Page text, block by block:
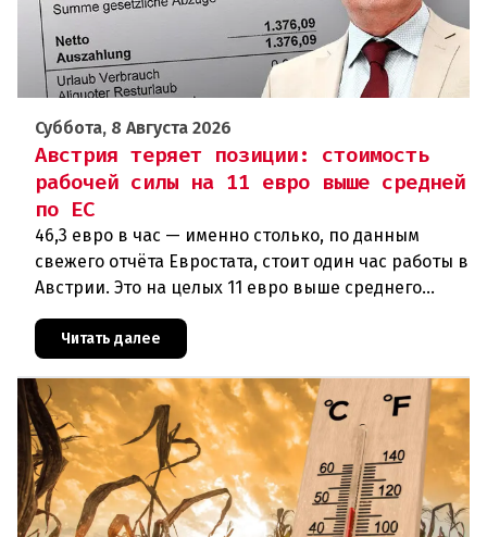
Суббота, 8 Августа 2026
Австрия теряет позиции: стоимость
рабочей силы на 11 евро выше средней
по ЕС
46,3 евро в час — именно столько, по данным
свежего отчёта Евростата, стоит один час работы в
Австрии. Это на целых 11 евро выше среднего
показателя по ЕС (34,9 евро). Особенно наглядно
конкурентное о
Читать далее